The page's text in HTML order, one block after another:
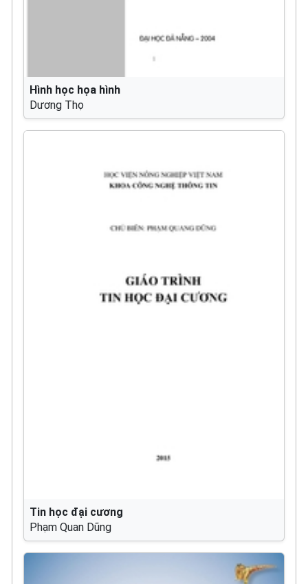
Hình học họa hình
Dương Thọ
Tin học đại cương
Phạm Quan Dũng